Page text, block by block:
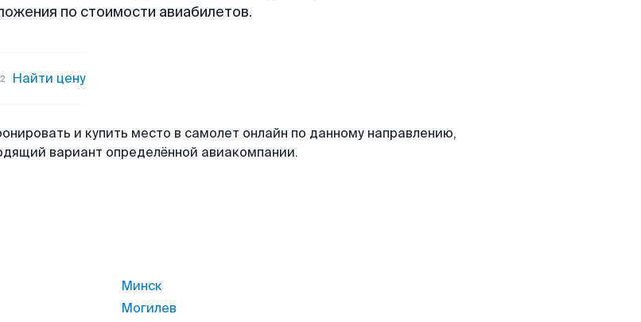
по стоимости авиабилетов.
Найти цену
и купить место в самолет онлайн по данному направлению,
вариант определённой авиакомпании.
Минск
Могилев